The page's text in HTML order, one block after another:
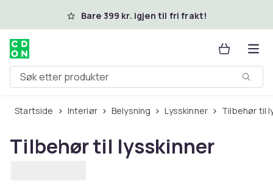
Hopp til hovedinnholdBare 399 kr. igjen til fri frakt!
Søk etter produkter
Startside Interiør Belysning Lysskinner Tilbehør til
Tilbehør til lysskinner